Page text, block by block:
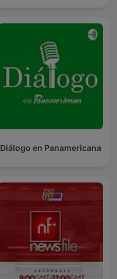
Diálogo en Panamericana